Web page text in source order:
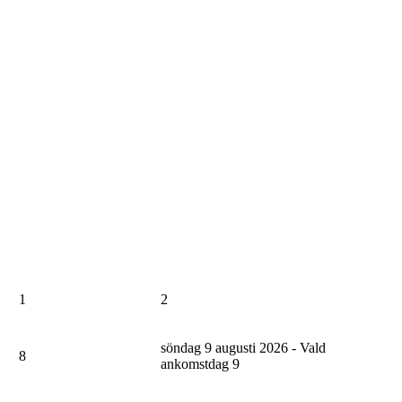
1 2
8
söndag 9 augusti 2026 - Vald
ankomstdag 9